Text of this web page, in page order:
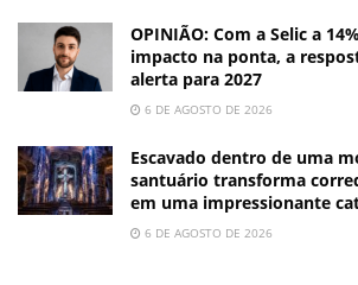
OPINIÃO: Com a Selic a
impacto na ponta, a
alerta para 2027
6 DE AGOSTO DE 2026
Escavado dentro de uma
santuário transforma
em uma impressionante
6 DE AGOSTO DE 2026